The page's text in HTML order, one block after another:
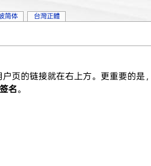
页的链接就在右上方。更重要的是
签名。
简体 台灣正體